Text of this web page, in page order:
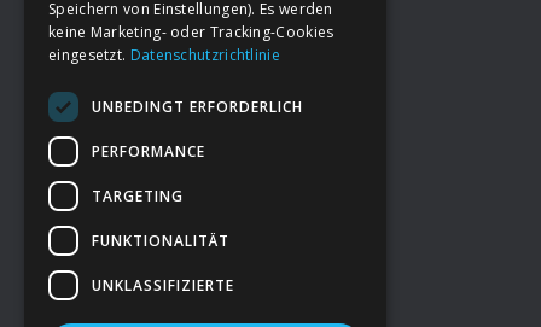
FooterDeine Spende
→ Impressum
→Kontakt zum PAO Team
Speichern von Einstellungen). Es werden
keine Marketing- oder Tracking-Cookies
eingesetzt. Datenschutzrichtlinie
UNBEDINGT ERFORDERLICH
PERFORMANCE
TARGETING
FUNKTIONALITÄT
UNKLASSIFIZIERTE